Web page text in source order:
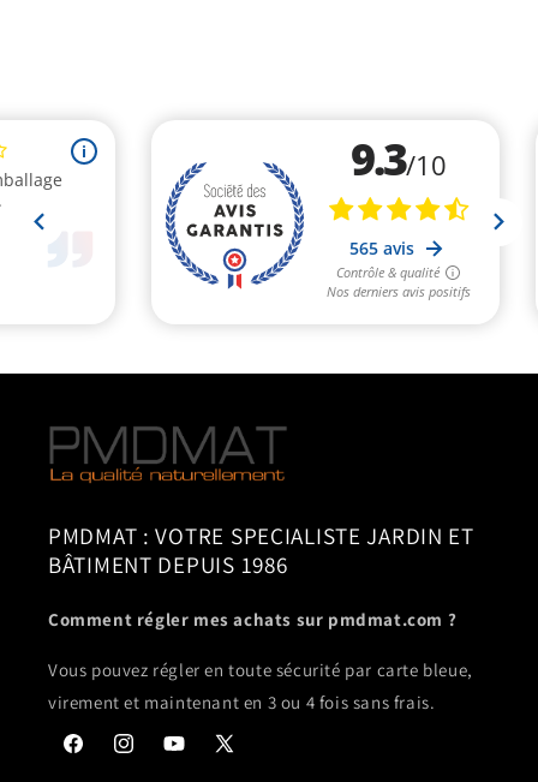
PMDMAT : VOTRE SPECIALISTE JARDIN ET
BÂTIMENT DEPUIS 1986
Comment régler mes achats sur pmdmat.com ?
Vous pouvez régler en toute sécurité par carte bleue,
virement et maintenant en 3 ou 4 fois sans frais.
FacebookInstagramYouTube
X